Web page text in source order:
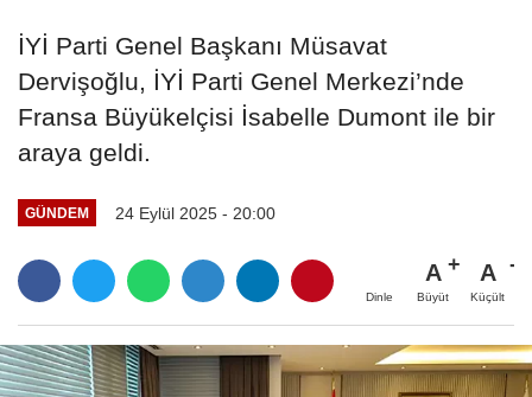
İYİ Parti Genel Başkanı Müsavat
Dervişoğlu, İYİ Parti Genel Merkezi’nde
Fransa Büyükelçisi İsabelle Dumont ile bir
araya geldi.
GÜNDEM 24 Eylül 2025 - 20:00
Dinle
A
Büyüt
A
Küçült